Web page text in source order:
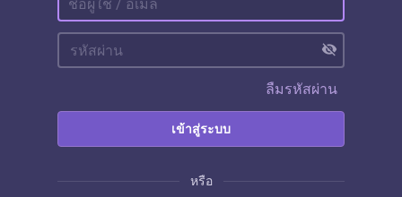
visibility_off
ลืมรหัสผ่าน
เข้าสู่ระบบ
หรือ